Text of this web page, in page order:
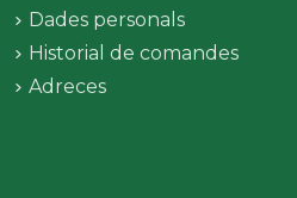
Dades personals
Historial de comandes
Adreces